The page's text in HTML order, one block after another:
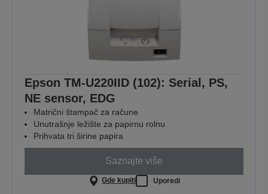
Epson TM-U220IID (102): Serial, PS,
NE sensor, EDG
Matrični štampač za račune
Unutrašnje ležište za papirnu rolnu
Prihvata tri širine papira
Saznajte više
Gde kupiti Uporedi